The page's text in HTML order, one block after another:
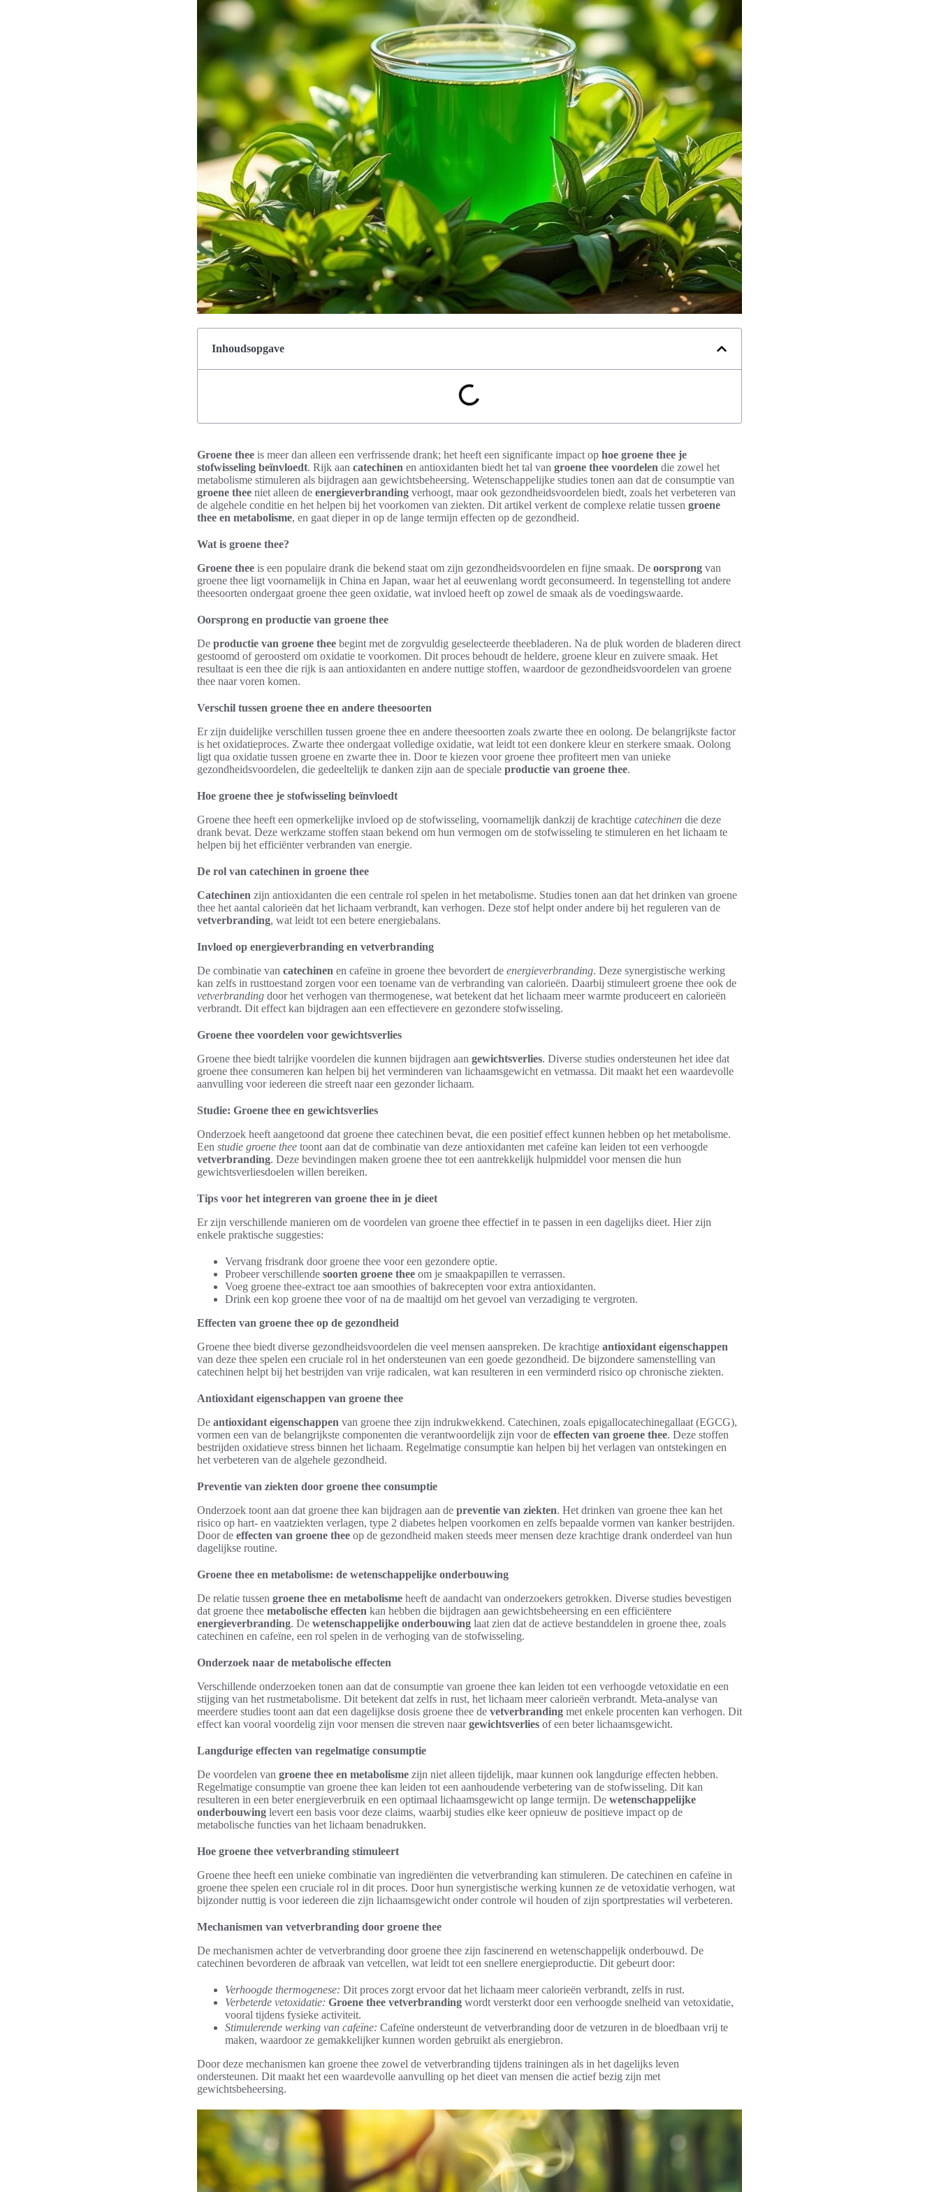
Inhoudsopgave
Groene thee is meer dan alleen een verfrissende drank; het heeft een significante impact op hoe groene thee je
stofwisseling beïnvloedt. Rijk aan catechinen en antioxidanten biedt het tal van groene thee voordelen die zowel het
metabolisme stimuleren als bijdragen aan gewichtsbeheersing. Wetenschappelijke studies tonen aan dat de consumptie van
groene thee niet alleen de energieverbranding verhoogt, maar ook gezondheidsvoordelen biedt, zoals het verbeteren van
de algehele conditie en het helpen bij het voorkomen van ziekten. Dit artikel verkent de complexe relatie tussen groene
thee en metabolisme, en gaat dieper in op de lange termijn effecten op de gezondheid.
Wat is groene thee?
Groene thee is een populaire drank die bekend staat om zijn gezondheidsvoordelen en fijne smaak. De oorsprong van
groene thee ligt voornamelijk in China en Japan, waar het al eeuwenlang wordt geconsumeerd. In tegenstelling tot andere
theesoorten ondergaat groene thee geen oxidatie, wat invloed heeft op zowel de smaak als de voedingswaarde.
Oorsprong en productie van groene thee
De productie van groene thee begint met de zorgvuldig geselecteerde theebladeren. Na de pluk worden de bladeren direct
gestoomd of geroosterd om oxidatie te voorkomen. Dit proces behoudt de heldere, groene kleur en zuivere smaak. Het
resultaat is een thee die rijk is aan antioxidanten en andere nuttige stoffen, waardoor de gezondheidsvoordelen van groene
thee naar voren komen.
Verschil tussen groene thee en andere theesoorten
Er zijn duidelijke verschillen tussen groene thee en andere theesoorten zoals zwarte thee en oolong. De belangrijkste factor
is het oxidatieproces. Zwarte thee ondergaat volledige oxidatie, wat leidt tot een donkere kleur en sterkere smaak. Oolong
ligt qua oxidatie tussen groene en zwarte thee in. Door te kiezen voor groene thee profiteert men van unieke
gezondheidsvoordelen, die gedeeltelijk te danken zijn aan de speciale productie van groene thee.
Hoe groene thee je stofwisseling beïnvloedt
Groene thee heeft een opmerkelijke invloed op de stofwisseling, voornamelijk dankzij de krachtige catechinen die deze
drank bevat. Deze werkzame stoffen staan bekend om hun vermogen om de stofwisseling te stimuleren en het lichaam te
helpen bij het efficiënter verbranden van energie.
De rol van catechinen in groene thee
Catechinen zijn antioxidanten die een centrale rol spelen in het metabolisme. Studies tonen aan dat het drinken van groene
thee het aantal calorieën dat het lichaam verbrandt, kan verhogen. Deze stof helpt onder andere bij het reguleren van de
vetverbranding, wat leidt tot een betere energiebalans.
Invloed op energieverbranding en vetverbranding
De combinatie van catechinen en cafeïne in groene thee bevordert de energieverbranding. Deze synergistische werking
kan zelfs in rusttoestand zorgen voor een toename van de verbranding van calorieën. Daarbij stimuleert groene thee ook de
vetverbranding door het verhogen van thermogenese, wat betekent dat het lichaam meer warmte produceert en calorieën
verbrandt. Dit effect kan bijdragen aan een effectievere en gezondere stofwisseling.
Groene thee voordelen voor gewichtsverlies
Groene thee biedt talrijke voordelen die kunnen bijdragen aan gewichtsverlies. Diverse studies ondersteunen het idee dat
groene thee consumeren kan helpen bij het verminderen van lichaamsgewicht en vetmassa. Dit maakt het een waardevolle
aanvulling voor iedereen die streeft naar een gezonder lichaam.
Studie: Groene thee en gewichtsverlies
Onderzoek heeft aangetoond dat groene thee catechinen bevat, die een positief effect kunnen hebben op het metabolisme.
Een studie groene thee toont aan dat de combinatie van deze antioxidanten met cafeïne kan leiden tot een verhoogde
vetverbranding. Deze bevindingen maken groene thee tot een aantrekkelijk hulpmiddel voor mensen die hun
gewichtsverliesdoelen willen bereiken.
Tips voor het integreren van groene thee in je dieet
Er zijn verschillende manieren om de voordelen van groene thee effectief in te passen in een dagelijks dieet. Hier zijn
enkele praktische suggesties:
Vervang frisdrank door groene thee voor een gezondere optie.
Probeer verschillende soorten groene thee om je smaakpapillen te verrassen.
Voeg groene thee-extract toe aan smoothies of bakrecepten voor extra antioxidanten.
Drink een kop groene thee voor of na de maaltijd om het gevoel van verzadiging te vergroten.
Effecten van groene thee op de gezondheid
Groene thee biedt diverse gezondheidsvoordelen die veel mensen aanspreken. De krachtige antioxidant eigenschappen
van deze thee spelen een cruciale rol in het ondersteunen van een goede gezondheid. De bijzondere samenstelling van
catechinen helpt bij het bestrijden van vrije radicalen, wat kan resulteren in een verminderd risico op chronische ziekten.
Antioxidant eigenschappen van groene thee
De antioxidant eigenschappen van groene thee zijn indrukwekkend. Catechinen, zoals epigallocatechinegallaat (EGCG),
vormen een van de belangrijkste componenten die verantwoordelijk zijn voor de effecten van groene thee. Deze stoffen
bestrijden oxidatieve stress binnen het lichaam. Regelmatige consumptie kan helpen bij het verlagen van ontstekingen en
het verbeteren van de algehele gezondheid.
Preventie van ziekten door groene thee consumptie
Onderzoek toont aan dat groene thee kan bijdragen aan de preventie van ziekten. Het drinken van groene thee kan het
risico op hart- en vaatziekten verlagen, type 2 diabetes helpen voorkomen en zelfs bepaalde vormen van kanker bestrijden.
Door de effecten van groene thee op de gezondheid maken steeds meer mensen deze krachtige drank onderdeel van hun
dagelijkse routine.
Groene thee en metabolisme: de wetenschappelijke onderbouwing
De relatie tussen groene thee en metabolisme heeft de aandacht van onderzoekers getrokken. Diverse studies bevestigen
dat groene thee metabolische effecten kan hebben die bijdragen aan gewichtsbeheersing en een efficiëntere
energieverbranding. De wetenschappelijke onderbouwing laat zien dat de actieve bestanddelen in groene thee, zoals
catechinen en cafeïne, een rol spelen in de verhoging van de stofwisseling.
Onderzoek naar de metabolische effecten
Verschillende onderzoeken tonen aan dat de consumptie van groene thee kan leiden tot een verhoogde vetoxidatie en een
stijging van het rustmetabolisme. Dit betekent dat zelfs in rust, het lichaam meer calorieën verbrandt. Meta-analyse van
meerdere studies toont aan dat een dagelijkse dosis groene thee de vetverbranding met enkele procenten kan verhogen. Dit
effect kan vooral voordelig zijn voor mensen die streven naargewichtsverlies of een beter lichaamsgewicht.
Langdurige effecten van regelmatige consumptie
De voordelen van groene thee en metabolisme zijn niet alleen tijdelijk, maar kunnen ook langdurige effecten hebben.
Regelmatige consumptie van groene thee kan leiden tot een aanhoudende verbetering van de stofwisseling. Dit kan
resulteren in een beter energieverbruik en een optimaal lichaamsgewicht op lange termijn. De wetenschappelijke
onderbouwing levert een basis voor deze claims, waarbij studies elke keer opnieuw de positieve impact op de
metabolische functies van het lichaam benadrukken.
Hoe groene thee vetverbranding stimuleert
Groene thee heeft een unieke combinatie van ingrediënten die vetverbranding kan stimuleren. De catechinen en cafeïne in
groene thee spelen een cruciale rol in dit proces. Door hun synergistische werking kunnen ze de vetoxidatie verhogen, wat
bijzonder nuttig is voor iedereen die zijn lichaamsgewicht onder controle wil houden of zijn sportprestaties wil verbeteren.
Mechanismen van vetverbranding door groene thee
De mechanismen achter de vetverbranding door groene thee zijn fascinerend en wetenschappelijk onderbouwd. De
catechinen bevorderen de afbraak van vetcellen, wat leidt tot een snellere energieproductie. Dit gebeurt door:
Verhoogde thermogenese: Dit proces zorgt ervoor dat het lichaam meer calorieën verbrandt, zelfs in rust.
Verbeterde vetoxidatie: Groene thee vetverbranding wordt versterkt door een verhoogde snelheid van vetoxidatie,
vooral tijdens fysieke activiteit.
Stimulerende werking van cafeïne: Cafeïne ondersteunt de vetverbranding door de vetzuren in de bloedbaan vrij te
maken, waardoor ze gemakkelijker kunnen worden gebruikt als energiebron.
Door deze mechanismen kan groene thee zowel de vetverbranding tijdens trainingen als in het dagelijks leven
ondersteunen. Dit maakt het een waardevolle aanvulling op het dieet van mensen die actief bezig zijn met
gewichtsbeheersing.